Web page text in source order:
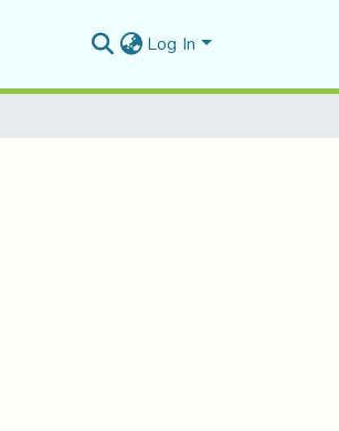
Log In